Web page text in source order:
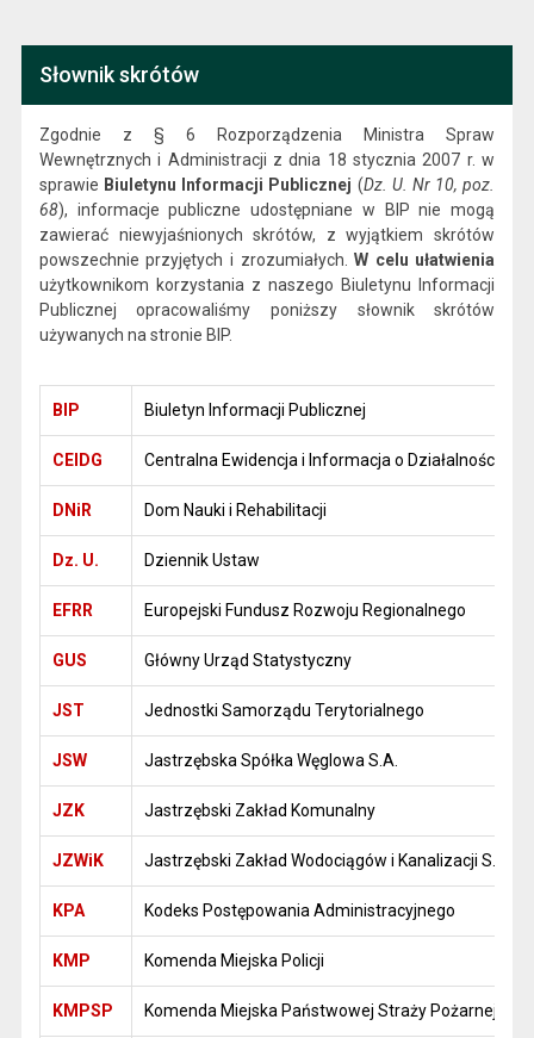
Słownik skrótów
Zgodnie z § 6 Rozporządzenia Ministra Spraw
Wewnętrznych i Administracji z dnia 18 stycznia 2007 r. w
sprawie Biuletynu Informacji Publicznej (Dz. U. Nr 10, poz.
68), informacje publiczne udostępniane w BIP nie mogą
zawierać niewyjaśnionych skrótów, z wyjątkiem skrótów
powszechnie przyjętych i zrozumiałych.W celu ułatwienia
użytkownikom korzystania z naszego Biuletynu Informacji
Publicznej opracowaliśmy poniższy słownik skrótów
używanych na stronie BIP.
BIP Biuletyn Informacji Publicznej
CEIDG Centralna Ewidencja i Informacja o Działalności
DNiR Dom Nauki i Rehabilitacji
Dz. U. Dziennik Ustaw
EFRR Europejski Fundusz Rozwoju Regionalnego
GUS Główny Urząd Statystyczny
JST Jednostki Samorządu Terytorialnego
JSW Jastrzębska Spółka Węglowa S.A.
JZK Jastrzębski Zakład Komunalny
JZWiK Jastrzębski Zakład Wodociągów i Kanalizacji S.A.
KPA Kodeks Postępowania Administracyjnego
KMP Komenda Miejska Policji
KMPSP Komenda Miejska Państwowej Straży Pożarnej